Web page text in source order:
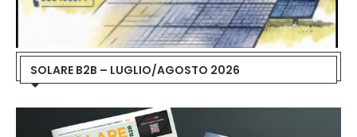
SOLARE B2B – LUGLIO/AGOSTO 2026